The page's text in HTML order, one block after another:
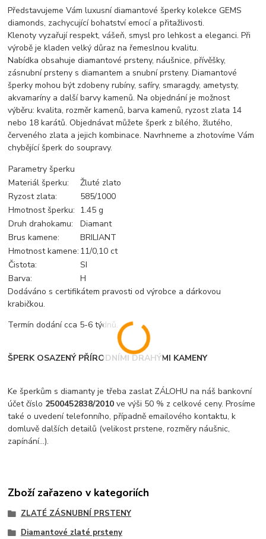
Představujeme Vám luxusní diamantové šperky kolekce GEMS
diamonds, zachycující bohatství emocí a přitažlivosti.
Klenoty vyzařují respekt, vášeň, smysl pro lehkost a eleganci. Při
výrobě je kladen velký důraz na řemeslnou kvalitu.
Nabídka obsahuje diamantové prsteny, náušnice, přívěšky,
zásnubní prsteny s diamantem a snubní prsteny. Diamantové
šperky mohou být zdobeny rubíny, safíry, smaragdy, ametysty,
akvamaríny a další barvy kamenů. Na objednání je možnost
výběru: kvalita, rozměr kamenů, barva kamenů, ryzost zlata 14
nebo 18 karátů. Objednávat můžete šperk z bílého, žlutého,
červeného zlata a jejich kombinace. Navrhneme a zhotovíme Vám
chybějící šperk do soupravy.
Parametry šperku
Materiál šperku:
Žluté zlato
Ryzost zlata:
585/1000
Hmotnost šperku: 1.45 g
Druh drahokamu:
Diamant
Brus kamene:
BRILIANT
Hmotnost kamene: 11/0,10 ct
Čistota:
SI
Barva:
H
Dodáváno s certifikátem pravosti od výrobce a dárkovou
krabičkou.
Termín dodání cca 5-6 týdnů.
ŠPERK OSAZENÝ PŘÍRODNÍMI DRAHÝMI KAMENY
Ke šperkům s diamanty je třeba zaslat ZÁLOHU na náš bankovní
účet číslo 2500452838/2010 ve výši 50 % z celkové ceny. Prosíme
také o uvedení telefonního, případně emailového kontaktu, k
domluvě dalších detailů (velikost prstene, rozměry náušnic,
zapínání...).
Zboží zařazeno v kategoriích
ZLATÉ ZÁSNUBNÍ PRSTENY
Diamantové zlaté prsteny